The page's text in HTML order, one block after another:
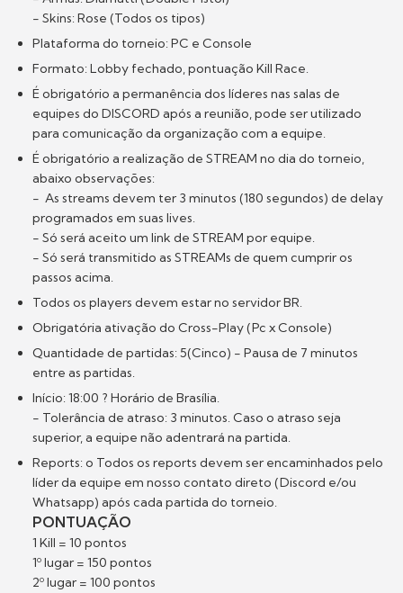
- Skins: Rose (Todos os tipos)
Plataforma do torneio: PC e Console
Formato: Lobby fechado, pontuação Kill Race.
É obrigatório a permanência dos líderes nas salas de
equipes do DISCORD após a reunião, pode ser utilizado
para comunicação da organização com a equipe.
É obrigatório a realização de STREAM no dia do torneio,
abaixo observações:
- As streams devem ter 3 minutos (180 segundos) de delay
programados em suas lives.
- Só será aceito um link de STREAM por equipe.
- Só será transmitido as STREAMs de quem cumprir os
passos acima.
Todos os players devem estar no servidor BR.
Obrigatória ativação do Cross-Play (Pc x Console)
Quantidade de partidas: 5(Cinco) - Pausa de 7 minutos
entre as partidas.
Início: 18:00 ? Horário de Brasília.
- Tolerância de atraso: 3 minutos. Caso o atraso seja
superior, a equipe não adentrará na partida.
Reports: o Todos os reports devem ser encaminhados pelo
líder da equipe em nosso contato direto (Discord e/ou
Whatsapp) após cada partida do torneio.
PONTUAÇÃO
1 Kill = 10 pontos
1º lugar = 150 pontos
2º lugar = 100 pontos